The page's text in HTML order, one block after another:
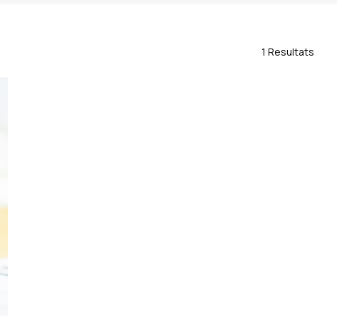
1 Resultats